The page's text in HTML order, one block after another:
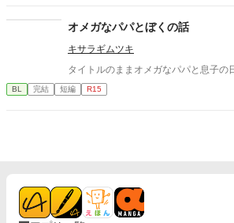
オメガなパパとぼくの話
キサラギムツキ
タイトルのままオメガなパパと息子の
BL 完結 短編 R15